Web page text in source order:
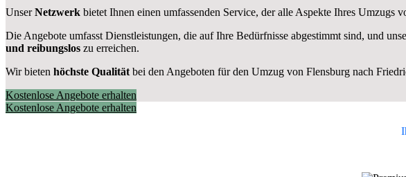
UnserNetzwerk bietet Ihnen einen umfassenden Service, der alle Aspekte Ihres
Die Angebote umfasst Dienstleistungen, die auf Ihre Bedürfnisse abgestimmt sind, und
und reibungslos zu erreichen.
Wir bieten höchste Qualitätbei den Angeboten für den Umzug von Flensburg nach
Kostenlose Angebote erhalten
Kostenlose Angebote erhalten